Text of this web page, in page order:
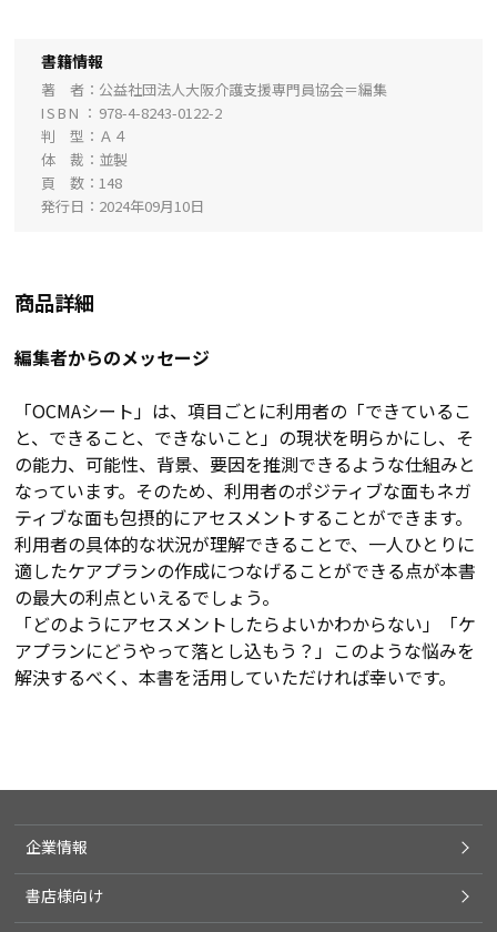
書籍情報
著 者
公益社団法人大阪介護支援専門員協会＝編集
ISBN
978-4-8243-0122-2
判 型
Ａ４
体 裁
並製
頁 数
148
発行日
2024年09月10日
商品詳細
編集者からのメッセージ
「OCMAシート」は、項目ごとに利用者の「できているこ
と、できること、できないこと」の現状を明らかにし、そ
の能力、可能性、背景、要因を推測できるような仕組みと
なっています。そのため、利用者のポジティブな面もネガ
ティブな面も包摂的にアセスメントすることができます。
利用者の具体的な状況が理解できることで、一人ひとりに
適したケアプランの作成につなげることができる点が本書
の最大の利点といえるでしょう。
「どのようにアセスメントしたらよいかわからない」「ケ
アプランにどうやって落とし込もう？」このような悩みを
解決するべく、本書を活用していただければ幸いです。
企業情報
書店様向け